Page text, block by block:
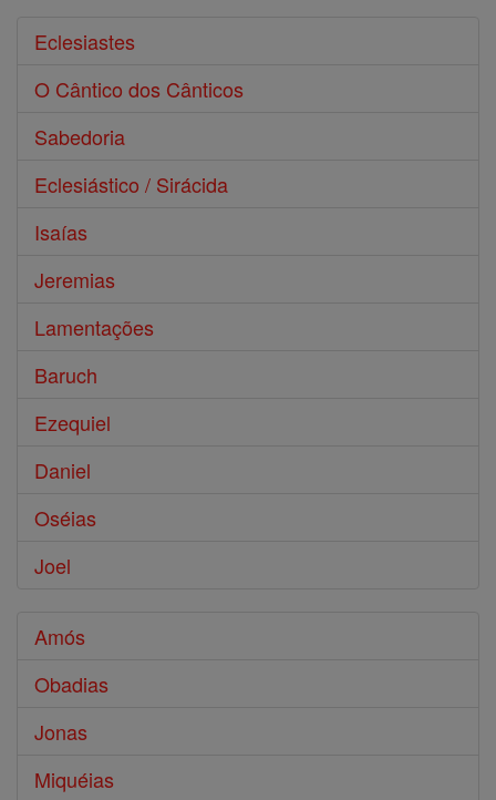
Eclesiastes
O Cântico dos Cânticos
Sabedoria
Eclesiástico / Sirácida
Isaías
Jeremias
Lamentações
Baruch
Ezequiel
Daniel
Oséias
Joel
Amós
Obadias
Jonas
Miquéias